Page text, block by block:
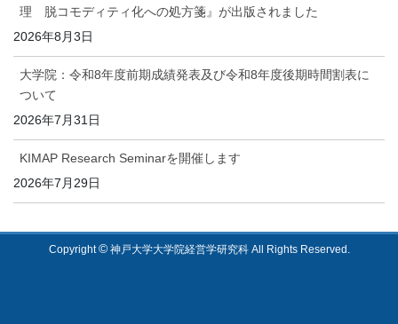
理 脱コモディティ化への処方箋』が出版されました
2026年8月3日
大学院：令和8年度前期成績発表及び令和8年度後期時間割表に
ついて
2026年7月31日
KIMAP Research Seminarを開催します
2026年7月29日
Copyright©神戸大学大学院経営学研究科 All Rights Reserved.